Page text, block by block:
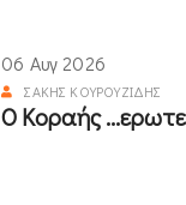
06 Αυγ 2026
ΣΆΚΗΣ ΚΟΥΡΟΥΖΊΔΗΣ
Ο Κοραής